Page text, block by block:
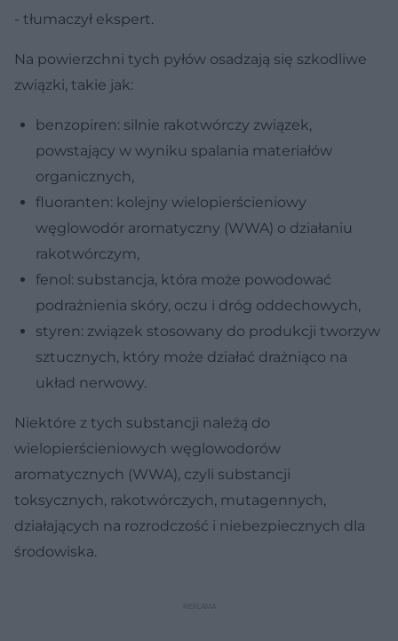
- tłumaczył ekspert.
Na powierzchni tych pyłów osadzają się szkodliwe
związki, takie jak:
benzopiren: silnie rakotwórczy związek,
powstający w wyniku spalania materiałów
organicznych,
fluoranten: kolejny wielopierścieniowy
węglowodór aromatyczny (WWA) o działaniu
rakotwórczym,
fenol: substancja, która może powodować
podrażnienia skóry, oczu i dróg oddechowych,
styren: związek stosowany do produkcji tworzyw
sztucznych, który może działać drażniąco na
układ nerwowy.
Niektóre z tych substancji należą do
wielopierścieniowych węglowodorów
aromatycznych (WWA), czyli substancji
toksycznych, rakotwórczych, mutagennych,
działających na rozrodczość i niebezpiecznych dla
środowiska.